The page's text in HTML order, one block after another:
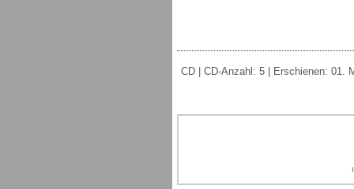
CD | CD-Anzahl: 5 | Erschienen: 01.